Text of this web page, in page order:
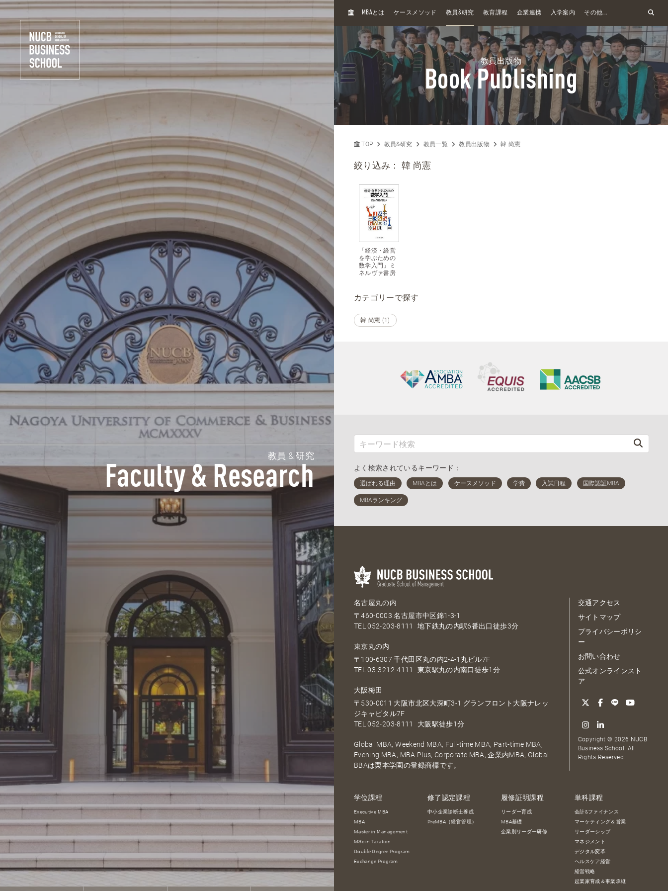
教員 & 研究
Faculty & Research
H
MBAとは ケースメソッド 教員&研究 教育課程 企業連携 入学案内 その他...
教員出版物
Book Publishing
TOP 教員&研究 教員一覧 教員出版物 韓 尚憲
絞り込み：韓 尚憲
「経済・経営
を学ぶための
数学入門」ミ
ネルヴァ書房
カテゴリーで探す
韓 尚憲 (1)
よく検索されているキーワード：
名古屋丸の内
〒460-0003 名古屋市中区錦1-3-1
TEL052-203-8111 地下鉄丸の内駅6番出口徒歩3分
東京丸の内
〒100-6307 千代田区丸の内2-4-1丸ビル7F
TEL03-3212-4111 東京駅丸の内南口徒歩1分
大阪梅田
〒530-0011 大阪市北区大深町3-1 グランフロント大阪ナレッ
ジキャピタル7F
TEL052-203-8111 大阪駅徒歩1分
Global MBA, Weekend MBA, Full-time MBA, Part-time MBA,
Evening MBA, MBA Plus, Corporate MBA, 企業内MBA, Global
BBAは栗本学園の登録商標です。
交通アクセス
サイトマップ
プライバシーポリシ
ー
お問い合わせ
公式オンラインスト
ア
Copyright © 2026 NUCB
Business School. All
Rights Reserved.
学位課程
Executive MBA
MBA
Master in Management
MSc in Taxation
Double Degree Program
Exchange Program
修了認定課程
中小企業診断士養成
PreMBA（経営管理）
履修証明課程
リーダー育成
MBA基礎
企業別リーダー研修
単科課程
会計&ファイナンス
マーケティング＆営業
リーダーシップ
マネジメント
デジタル変革
ヘルスケア経営
経営戦略
起業家育成＆事業承継